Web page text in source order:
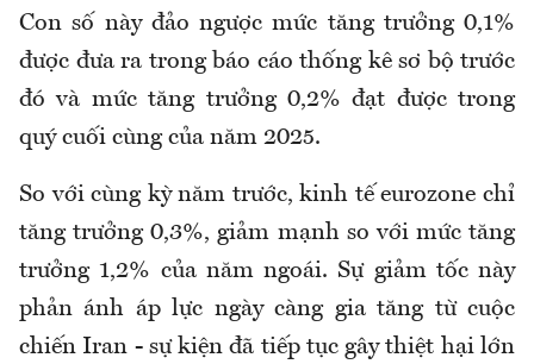
Con số này đảo ngược mức tăng trưởng 0,1%
được đưa ra trong báo cáo thống kê sơ bộ trước
đó và mức tăng trưởng 0,2% đạt được trong
quý cuối cùng của năm 2025.
So với cùng kỳ năm trước, kinh tế eurozone chỉ
tăng trưởng 0,3%, giảm mạnh so với mức tăng
trưởng 1,2% của năm ngoái. Sự giảm tốc này
phản ánh áp lực ngày càng gia tăng từ cuộc
chiến Iran - sự kiện đã tiếp tục gây thiệt hại lớn